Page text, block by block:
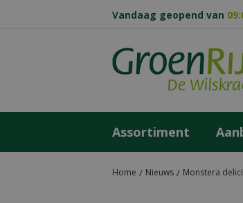
Home Nieuws Monstera
Vandaag geopend van
Assortiment